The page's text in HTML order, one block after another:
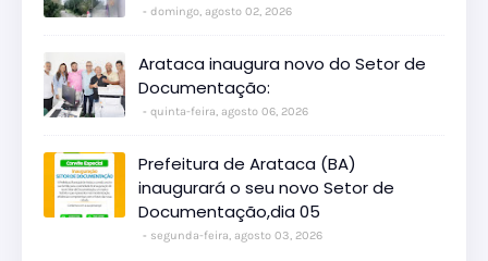
domingo, agosto 02, 2026
Arataca inaugura novo do Setor de
Documentação:
quinta-feira, agosto 06, 2026
Prefeitura de Arataca (BA)
inaugurará o seu novo Setor de
Documentação,dia 05
segunda-feira, agosto 03, 2026